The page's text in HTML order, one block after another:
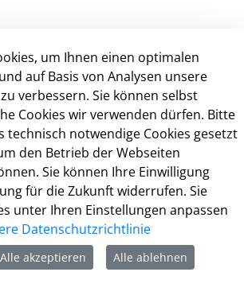
guetersloh.de
um Ihnen einen optimalen
auf Basis von Analysen unsere
verbessern. Sie können selbst
Cookies wir verwenden dürfen. Bitte
technisch notwendige Cookies gesetzt
den Betrieb der Webseiten
Sie können Ihre Einwilligung
für die Zukunft widerrufen. Sie
unter Ihren Einstellungen anpassen
Datenschutzrichtlinie
Alle akzeptieren Alle ablehnen